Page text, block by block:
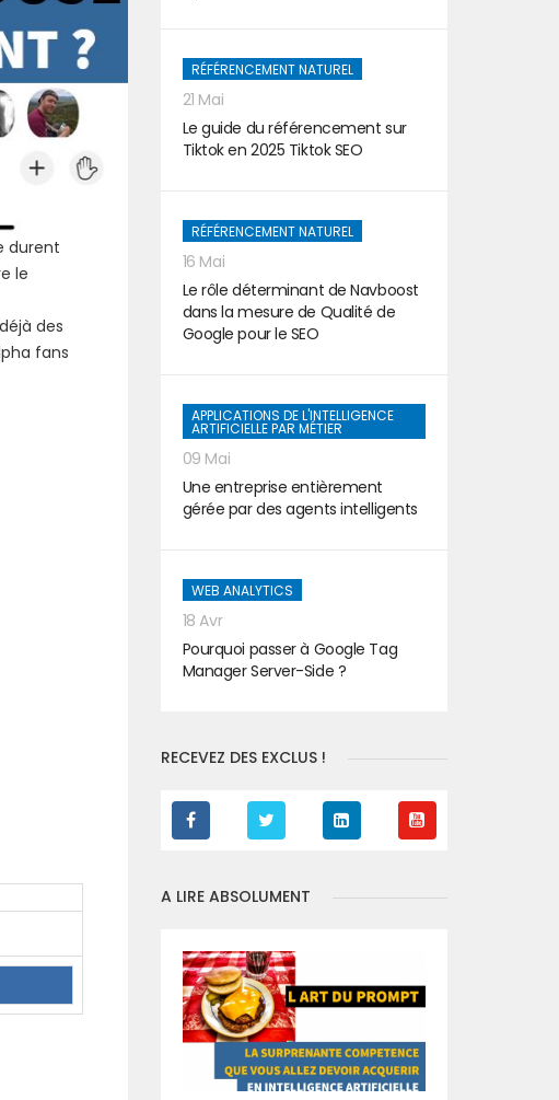
durent
le
des
fans
RÉFÉRENCEMENT NATUREL
21 Mai
Le guide du référencement sur
Tiktok en 2025 Tiktok SEO
RÉFÉRENCEMENT NATUREL
16 Mai
Le rôle déterminant de Navboost
dans la mesure de Qualité de
Google pour le SEO
APPLICATIONS DE L'INTELLIGENCE
ARTIFICIELLE PAR MÉTIER
09 Mai
Une entreprise entièrement
gérée par des agents intelligents
WEB ANALYTICS
18 Avr
Pourquoi passer à Google Tag
Manager Server-Side ?
RECEVEZ DES EXCLUS !
A LIRE ABSOLUMENT